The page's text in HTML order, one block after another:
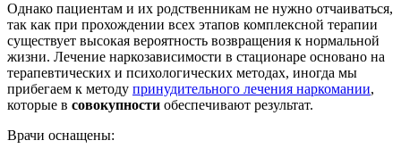
Однако пациентам и их родственникам не нужно отчаиваться,
так как при прохождении всех этапов комплексной терапии
существует высокая вероятность возвращения к нормальной
жизни. Лечение наркозависимости в стационаре основано на
терапевтических и психологических методах, иногда мы
прибегаем к методу принудительного лечения наркомании,
которые в совокупности обеспечивают результат.
Врачи оснащены: